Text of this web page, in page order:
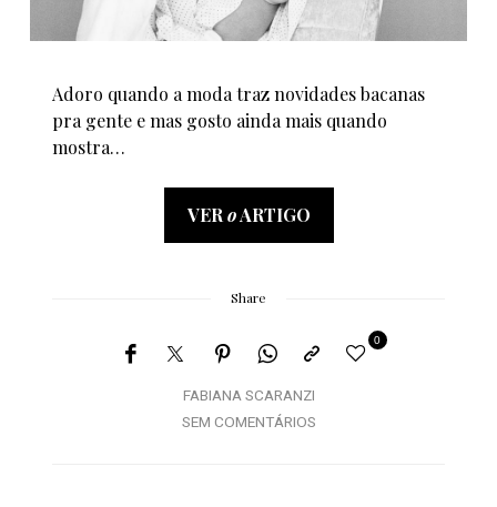
Adoro quando a moda traz novidades bacanas
pra gente e mas gosto ainda mais quando
mostra…
VERoARTIGO
Share
FABIANA SCARANZI
0
SEM COMENTÁRIOS